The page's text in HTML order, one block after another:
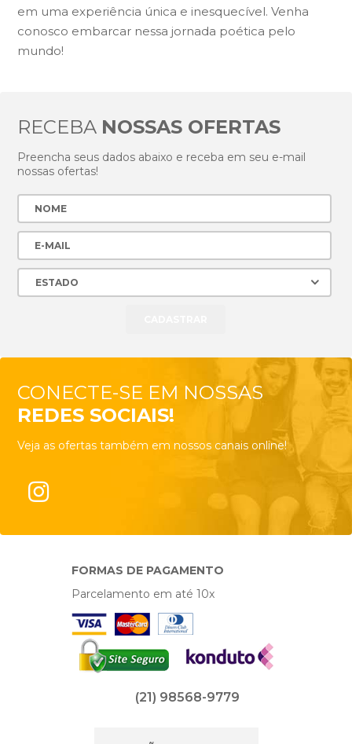
em uma experiência única e inesquecível. Venha
conosco embarcar nessa jornada poética pelo
mundo!
RECEBA NOSSAS OFERTAS
Preencha seus dados abaixo e receba em seu e-mail
nossas ofertas!
CONECTE-SE EM NOSSAS
REDES SOCIAIS!
Veja as ofertas também em nossos canais online!
FORMAS DE PAGAMENTO
Parcelamento em até 10x
(21) 98568-9779